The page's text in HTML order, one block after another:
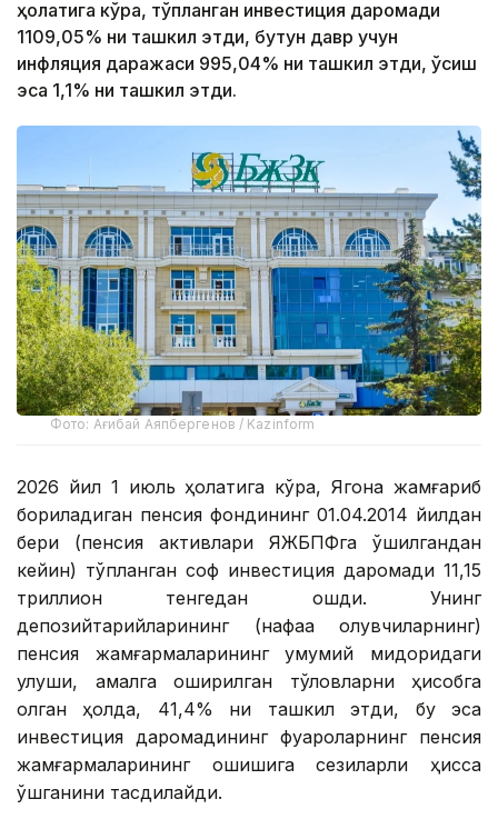
ҳолатига кўра, тўпланган инвестиция даромади
1109,05% ни ташкил этди, бутун давр учун
инфляция даражаси 995,04% ни ташкил этди, ўсиш
эса 1,1% ни ташкил этди.
Фото: Ағибай Аяпбергенов / Kazinform
2026 йил 1 июль ҳолатига кўра, Ягона жамғариб
бориладиган пенсия фондининг 01.04.2014 йилдан
бери (пенсия активлари ЯЖБПФга қўшилгандан
кейин) тўпланган соф инвестиция даромади 11,15
триллион тенгедан ошди. Унинг
депозийтарийларининг (нафақа олувчиларнинг)
пенсия жамғармаларининг умумий миқдоридаги
улуши, амалга оширилган тўловларни ҳисобга
олган ҳолда, 41,4% ни ташкил этди, бу эса
инвестиция даромадининг фуқароларнинг пенсия
жамғармаларининг ошишига сезиларли ҳисса
қўшганини тасдиқлайди.